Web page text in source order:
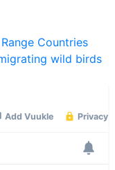
wild birds